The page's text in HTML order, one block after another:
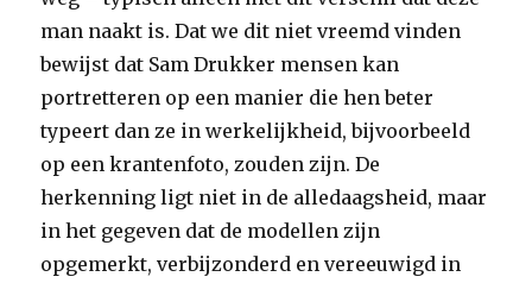
man naakt is. Dat we dit niet vreemd vinden
bewijst dat Sam Drukker mensen kan
portretteren op een manier die hen beter
typeert dan ze in werkelijkheid, bijvoorbeeld
op een krantenfoto, zouden zijn. De
herkenning ligt niet in de alledaagsheid, maar
in het gegeven dat de modellen zijn
opgemerkt, verbijzonderd en vereeuwigd in